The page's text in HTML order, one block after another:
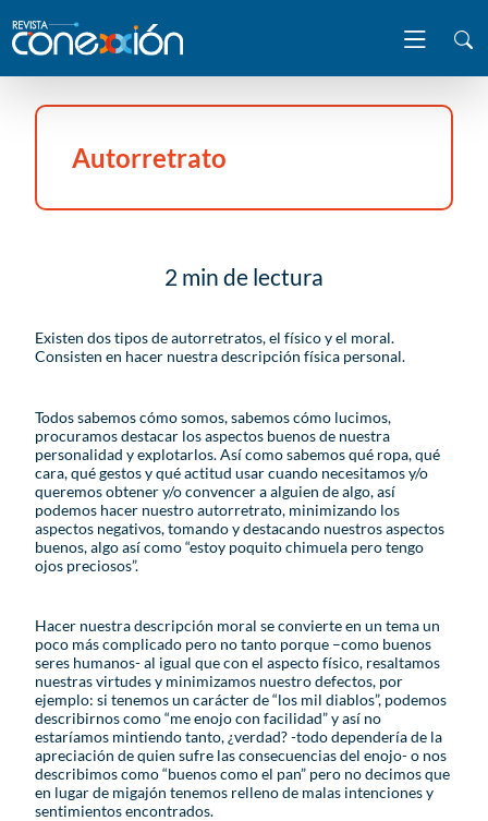
Autorretrato
2 min de lectura
Existen dos tipos de autorretratos, el físico y el moral.
Consisten en hacer nuestra descripción física personal.
Todos sabemos cómo somos, sabemos cómo lucimos,
procuramos destacar los aspectos buenos de nuestra
personalidad y explotarlos. Así como sabemos qué ropa, qué
cara, qué gestos y qué actitud usar cuando necesitamos y/o
queremos obtener y/o convencer a alguien de algo, así
podemos hacer nuestro autorretrato, minimizando los
aspectos negativos, tomando y destacando nuestros aspectos
buenos, algo así como “estoy poquito chimuela pero tengo
ojos preciosos”.
Hacer nuestra descripción moral se convierte en un tema un
poco más complicado pero no tanto porque –como buenos
seres humanos- al igual que con el aspecto físico, resaltamos
nuestras virtudes y minimizamos nuestro defectos, por
ejemplo: si tenemos un carácter de “los mil diablos”, podemos
describirnos como “me enojo con facilidad” y así no
estaríamos mintiendo tanto, ¿verdad? -todo dependería de la
apreciación de quien sufre las consecuencias del enojo- o nos
describimos como “buenos como el pan” pero no decimos que
en lugar de migajón tenemos relleno de malas intenciones y
sentimientos encontrados.